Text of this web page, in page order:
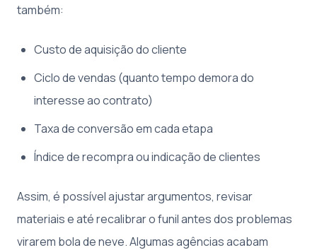
também:
Custo de aquisição do cliente
Ciclo de vendas (quanto tempo demora do
interesse ao contrato)
Taxa de conversão em cada etapa
Índice de recompra ou indicação de clientes
Assim, é possível ajustar argumentos, revisar
materiais e até recalibrar o funil antes dos problemas
virarem bola de neve. Algumas agências acabam